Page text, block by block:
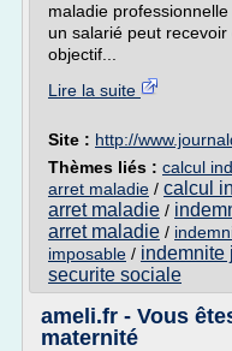
maladie
un salarié peut
objectif...
Lire la suite
Site : http://
Thèmes liés : calcul
arret maladie / calcul
arret maladie /
arret maladie /
imposable / indemnite
securite sociale
ameli.fr - Vous
maternité